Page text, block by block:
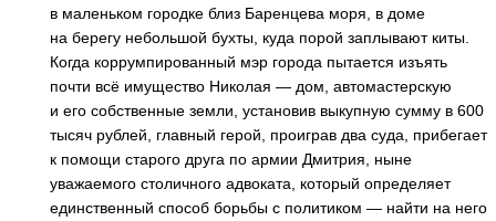
в маленьком городке близ Баренцева моря, в доме
на берегу небольшой бухты, куда порой заплывают киты.
Когда коррумпированный мэр города пытается изъять
почти всё имущество Николая — дом, автомастерскую
и его собственные земли, установив выкупную сумму в 600
тысяч рублей, главный герой, проиграв два суда, прибегает
к помощи старого друга по армии Дмитрия, ныне
уважаемого столичного адвоката, который определяет
единственный способ борьбы с политиком — найти на него